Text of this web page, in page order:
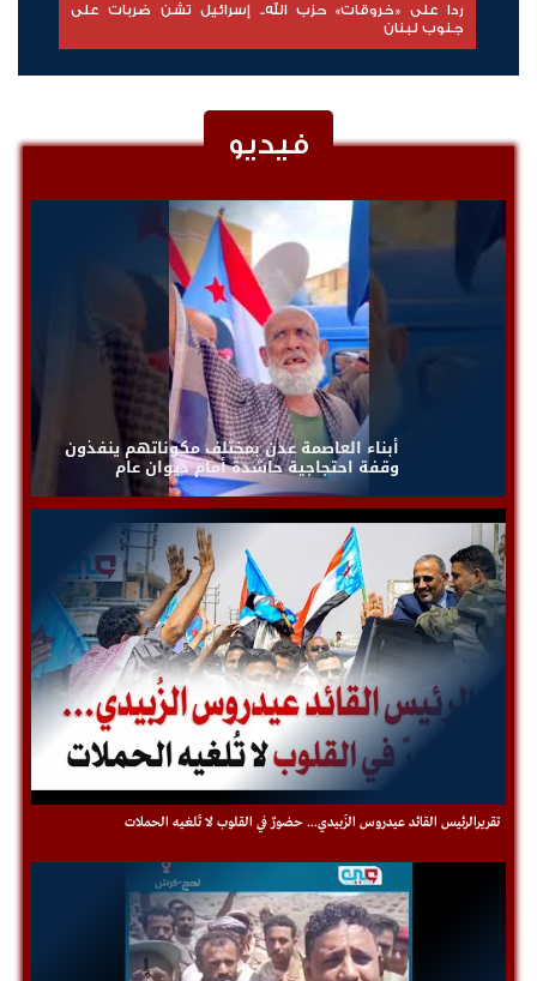
الإمارات ترسخ دعم الموهوبين والمبدعين العرب عبر
مبادرات نوعية ملهمة
فيديو
أبناء العاصمة عدن بمختلف مكوناتهم ينفذون
وقفة احتجاجية حاشدة أمام ديوان عام
تقريرالرئيس القائد عيدروس الزُبيدي... حضورٌ في القلوب لا تُلغيه الحملات